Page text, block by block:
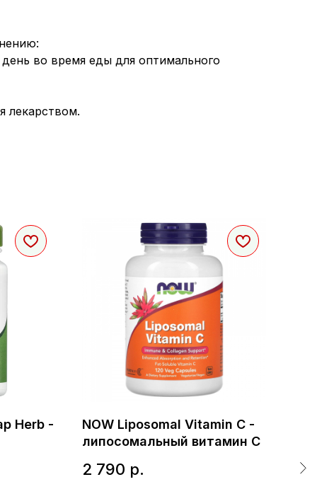
во время еды для оптимального
лекарством.
Herb -
NOW Liposomal Vitamin C -
липосомальный витамин С
2 790 р. 1